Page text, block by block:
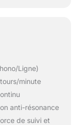
Ligne)
minute
anti-résonance
de suivi et